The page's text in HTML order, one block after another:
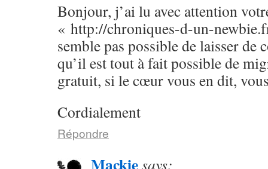
Bonjour, j’ai lu avec attention
« http://chroniques-d-un-
semble pas possible de laisser de
qu’il est tout à fait possible de
gratuit, si le cœur vous en dit,
Cordialement
Répondre
Mackiesays: